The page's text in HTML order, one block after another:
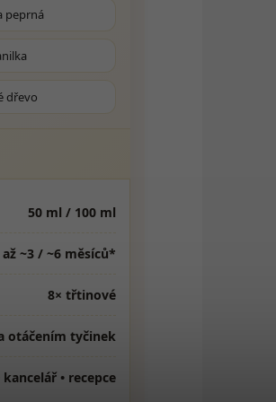
peprná
dřevo
50 ml / 100 ml
až ~3 / ~6 měsíců*
8× třtinové
otáčením tyčinek
• recepce